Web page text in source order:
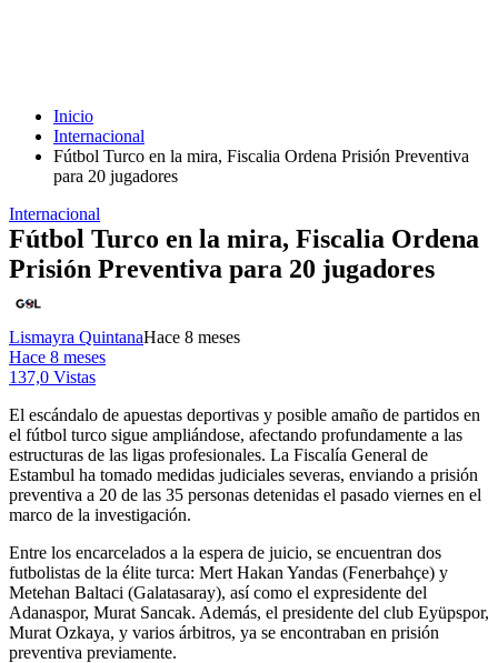
Inicio
Internacional
Fútbol Turco en la mira, Fiscalia Ordena Prisión Preventiva
para 20 jugadores
Internacional
Fútbol Turco en la mira, Fiscalia Ordena
Prisión Preventiva para 20 jugadores
Lismayra QuintanaHace 8 meses
Hace 8 meses
137,0 Vistas
El escándalo de apuestas deportivas y posible amaño de partidos en
el fútbol turco sigue ampliándose, afectando profundamente a las
estructuras de las ligas profesionales. La Fiscalía General de
Estambul ha tomado medidas judiciales severas, enviando a prisión
preventiva a 20 de las 35 personas detenidas el pasado viernes en el
marco de la investigación.
Entre los encarcelados a la espera de juicio, se encuentran dos
futbolistas de la élite turca: Mert Hakan Yandas (Fenerbahçe) y
Metehan Baltaci (Galatasaray), así como el expresidente del
Adanaspor, Murat Sancak. Además, el presidente del club Eyüpspor,
Murat Ozkaya, y varios árbitros, ya se encontraban en prisión
preventiva previamente.